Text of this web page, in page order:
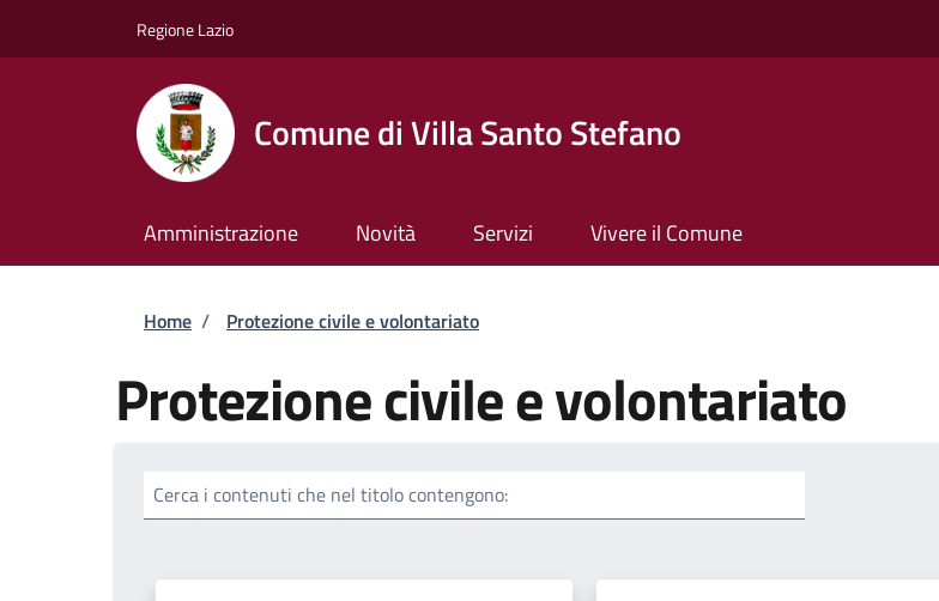
Regione Lazio
Comune di Villa Santo Stefano
Amministrazione Novità Servizi Vivere il Comune
Briciole di pane
Home / Protezione civile e volontariato
Protezione civile e volontariato
Cerca i contenuti che nel titolo contengono: